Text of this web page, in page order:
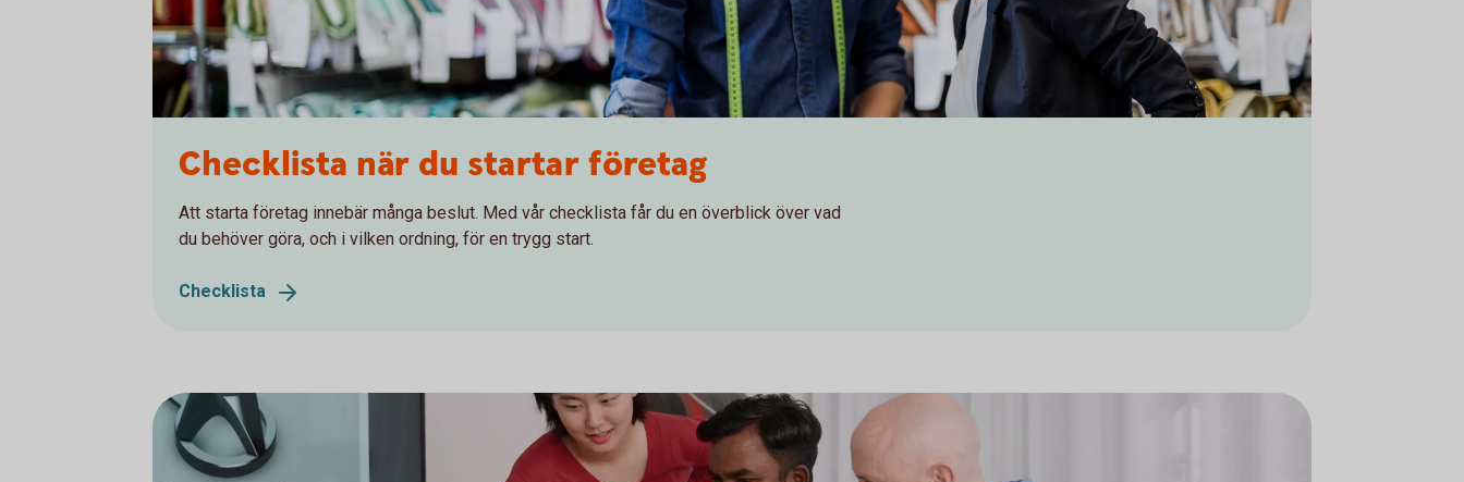
Checklista när du startar företag
Att starta företag innebär många beslut. Med vår checklista får du en överblick över vad
du behöver göra, och i vilken ordning, för en trygg start.
Checklista